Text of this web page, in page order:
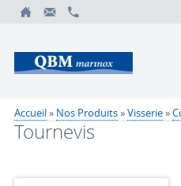
Accueil» Nos Produits»Visserie»
Tournevis